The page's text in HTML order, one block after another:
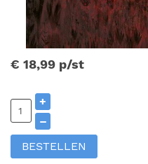
€ 18,99 p/st
+
–
BESTELLEN